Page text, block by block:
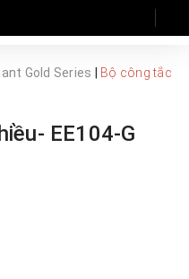
Gold Series
Bộ công tắc
EE104-G